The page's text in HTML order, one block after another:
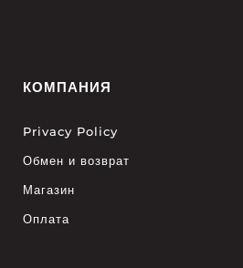
КОМПАНИЯ
Privacy Policy
Обмен и возврат
Магазин
Оплата